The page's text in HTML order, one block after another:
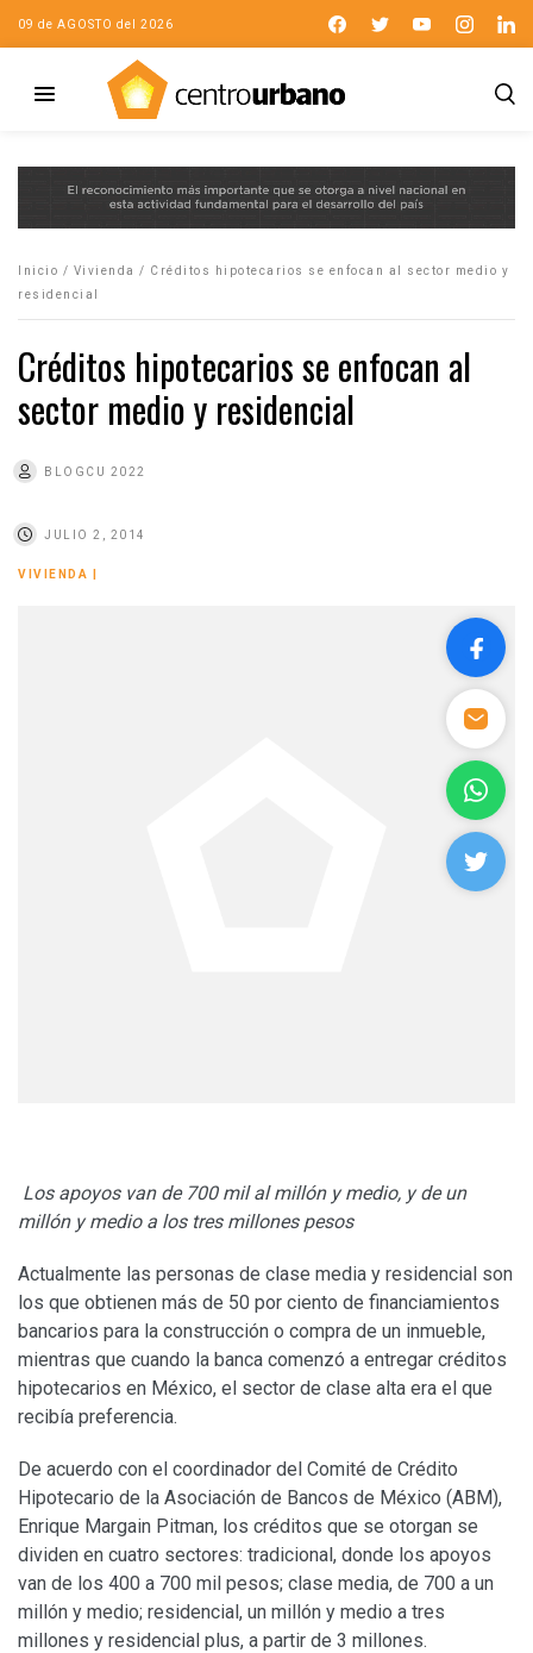
09 de AGOSTO del 2026
Inicio / Vivienda / Créditos hipotecarios se enfocan al sector medio y
residencial
Créditos hipotecarios se enfocan al
sector medio y residencial
BLOGCU 2022
JULIO 2, 2014
VIVIENDA
Los apoyos van de 700 mil al millón y medio, y de un
millón y medio a los tres millones pesos
Actualmente las personas de clase media y residencial son
los que obtienen más de 50 por ciento de financiamientos
bancarios para la construcción o compra de un inmueble,
mientras que cuando la banca comenzó a entregar créditos
hipotecarios en México, el sector de clase alta era el que
recibía preferencia.
De acuerdo con el coordinador del Comité de Crédito
Hipotecario de la Asociación de Bancos de México (ABM),
Enrique Margain Pitman, los créditos que se otorgan se
dividen en cuatro sectores: tradicional, donde los apoyos
van de los 400 a 700 mil pesos; clase media, de 700 a un
millón y medio; residencial, un millón y medio a tres
millones y residencial plus, a partir de 3 millones.